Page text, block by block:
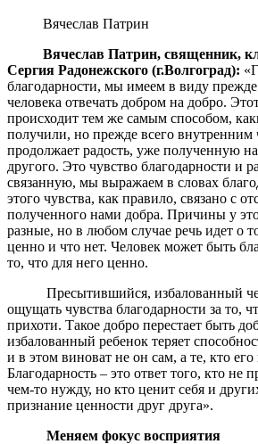
Вячеслав Патрин
Вячеслав Патрин, священник,
Сергия Радонежского (г.Волгоград):
благодарности, мы имеем в виду прежде
человека отвечать добром на добро.
происходит тем же самым способом,
получили, но прежде всего внутренним
продолжает радость, уже полученную
другого. Это чувство благодарности и
связанную, мы выражаем в словах
этого чувства, как правило, связано с
полученного нами добра. Причины у
разные, но в любом случае речь идет о
ценно и что нет. Человек может быть
то, что для него ценно.
Пресытившийся, избалованный
ощущать чувства благодарности за то,
прихоти. Такое добро перестает быть
избалованный ребенок теряет
и в этом виноват не он сам, а те, кто его
Благодарность – это ответ того, кто не
чем-то нужду, но кто ценит себя и
признание ценности друг друга».
Меняем фокус восприятия